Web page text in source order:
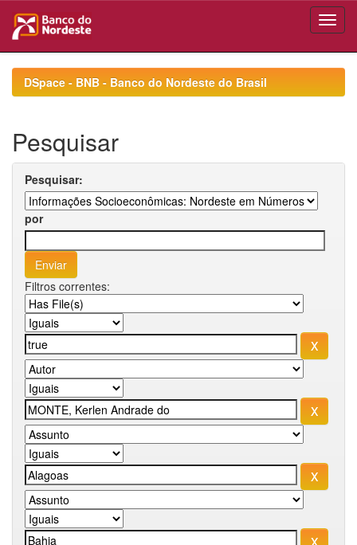
navigationDSpace - BNB - Banco do Nordeste do Brasil
Pesquisar
Pesquisar:
por
Filtros correntes: